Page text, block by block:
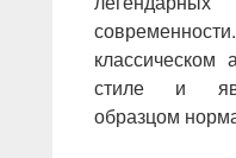
классическом
стиле и
образцом